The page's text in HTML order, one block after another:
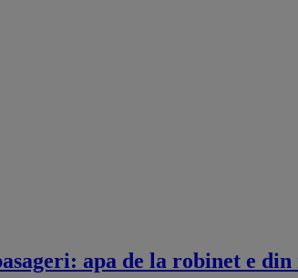
apa de la robinet e din